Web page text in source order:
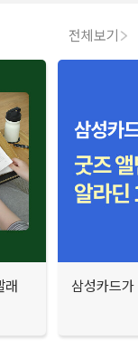
전체보기
래
삼성카드